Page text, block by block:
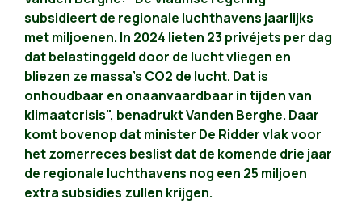
subsidieert de regionale luchthavens jaarlijks
met miljoenen. In 2024 lieten 23 privéjets per dag
dat belastinggeld door de lucht vliegen en
bliezen ze massa's CO2 de lucht. Dat is
onhoudbaar en onaanvaardbaar in tijden van
klimaatcrisis", benadrukt Vanden Berghe. Daar
komt bovenop dat minister De Ridder vlak voor
het zomerreces beslist dat de komende drie jaar
de regionale luchthavens nog een 25 miljoen
extra subsidies zullen krijgen.